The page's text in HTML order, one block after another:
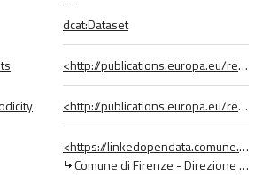
dcat:Dataset
<http://publications.europa.eu/resource/authority/access-right/PUBLIC>
<http://publications.europa.eu/resource/authority/frequency/AS_NEEDED>
<https://linkedopendata.comune.fi.it/data/Organizzazione/1166_Comune_di_Firenze_-_Direzione_Attività_E>
Comune di Firenze - Direzione Attività Economiche e Turismo